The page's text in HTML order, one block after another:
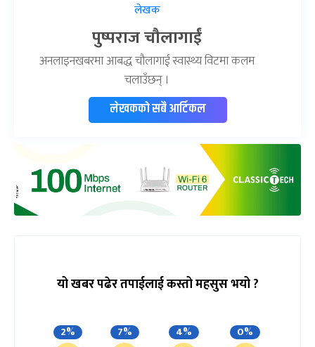
लेखक
पुष्पराज चौलागाईं
अनलाइनखबरमा आबद्ध चौलागाईं स्वास्थ्य विटमा कलम
चलाउँछन् ।
लेखकको सबै आर्टिकल
यो खबर पढेर तपाईलाई कस्तो महसुस भयो ?
2% 7% 4% 0%